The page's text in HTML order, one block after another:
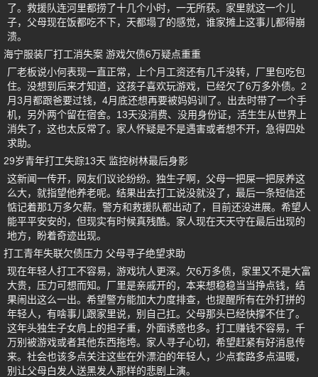
了。救援队连河里都捞了十几个小时，一无所获。家里就这一个儿
子，父母现在饭都吃不下，天都塌了的感觉，谁家摊上这事儿都得崩
溃。
海宁服装厂打工消失案 游戏欠债6万疑点重重
厂老板说小何表现一直正常，上个月工资还有几千没转，厂里包吃包
住。没想到后来才知道，这孩子喜欢玩游戏，已经欠了6万多外债。2
月3月都跟爸要过钱，4月底还想再要被妈妈训了。出去时带了一个手
机，另外两个留在宿舍。13天没消费、没用身份证，活生生从世界上
消失了，这也太反常了。家人怀疑是不是遇害或者想不开，急得四处
求助。
29岁青年打工失踪13天 监控树林最后身影
这新闻一传开，网友们议论纷纷。独生子啊，父母一把屎一把尿养这
么大，就指望他养老呢。结果出去打工说没就没了，最后一条短信还
惦记着那1万多欠薪。警方和救援队都出动了，目前还没进展。希望人
能平平安安的，但现实有时候真残酷。家人现在天天守在最后出现的
地方，盼着奇迹出现。
打工青年失联欠债压力 父母寻子绝望求助
现在年轻人打工不容易，游戏坑人更深。欠6万多债，家里又不是大富
大贵，压力可想而知。厂里是亲戚开的，本来想稳稳当当挣点钱，结
果闹出这么一出。希望警方能加大力度排查，也提醒所有在外打拼的
年轻人，有啥事儿跟家里说，别自己扛。父母那头已经快撑不住了。
这年头独生子女肩上的担子重，外面诱惑也多。打工赚钱不容易，千
万别被游戏或者其他东西拖垮。家人寻子心切，希望赶紧有好消息传
来。社会也该多点关注这些在外漂泊的年轻人，少点套路多点温暖，
别让父母白发人送黑发人那样的悲剧上演。